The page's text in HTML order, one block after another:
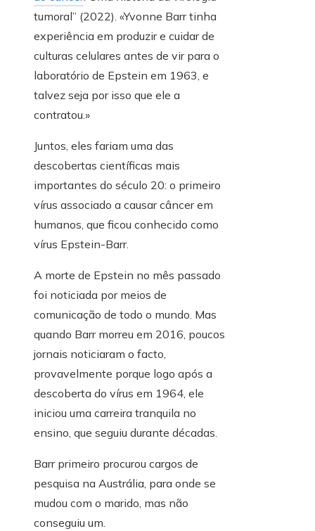
tumoral” (2022). «Yvonne Barr tinha
experiência em produzir e cuidar de
culturas celulares antes de vir para o
laboratório de Epstein em 1963, e
talvez seja por isso que ele a
contratou.»
Juntos, eles fariam uma das
descobertas científicas mais
importantes do século 20: o primeiro
vírus associado a causar câncer em
humanos, que ficou conhecido como
vírus Epstein-Barr.
A morte de Epstein no mês passado
foi noticiada por meios de
comunicação de todo o mundo. Mas
quando Barr morreu em 2016, poucos
jornais noticiaram o facto,
provavelmente porque logo após a
descoberta do vírus em 1964, ele
iniciou uma carreira tranquila no
ensino, que seguiu durante décadas.
Barr primeiro procurou cargos de
pesquisa na Austrália, para onde se
mudou com o marido, mas não
conseguiu um.